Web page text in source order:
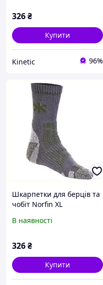
326₴
Купити
Kinetic 96%
Шкарпетки для берців та
чобіт Norfin XL
2597K9X66
В наявності
326₴
Купити